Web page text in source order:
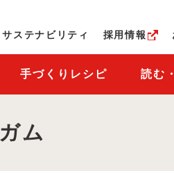
サステナビリティ 採用情報
手づくりレシピ 読む
ガム